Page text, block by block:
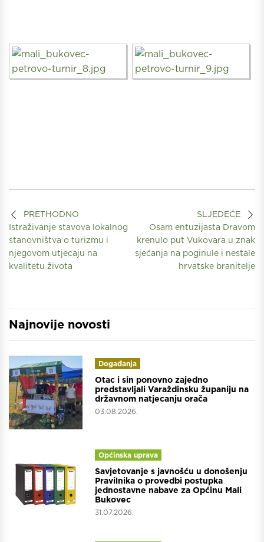
PRETHODNO
Istraživanje stavova lokalnog
stanovništva o turizmu i
njegovom utjecaju na
kvalitetu života
SLJEDEĆE
Osam entuzijasta Dravom
krenulo put Vukovara u znak
sjećanja na poginule i nestale
hrvatske branitelje
Najnovije novosti
Događanja
Otac i sin ponovno zajedno
predstavljali Varaždinsku županiju na
državnom natjecanju orača
03.08.2026.
Općinska uprava
Savjetovanje s javnošću u donošenju
Pravilnika o provedbi postupka
jednostavne nabave za Općinu Mali
Bukovec
31.07.2026.